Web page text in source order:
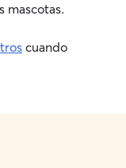
mascotas.
cuando